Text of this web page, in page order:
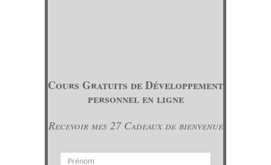
Cours Gratuits de Développement
personnel en ligne
Recevoir mes 27 Cadeaux de bienvenue